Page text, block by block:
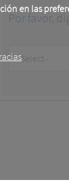
en las
Por favor,
Customer
Type